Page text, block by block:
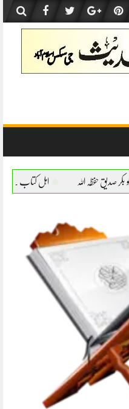
اہل کتاب کے برتن استعمال کرنے کا بیان –